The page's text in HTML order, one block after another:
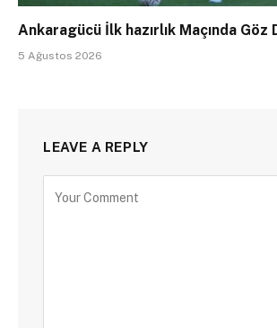
Ankaragücü İlk hazırlık Maçında Göz
5 Ağustos 2026
LEAVE A REPLY